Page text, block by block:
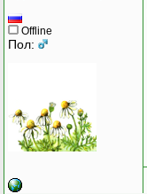
Offline
Пол: